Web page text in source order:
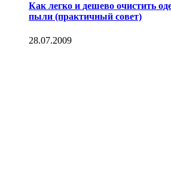
Как легко и дешево очистить
пыли (практичный совет)
28.07.2009